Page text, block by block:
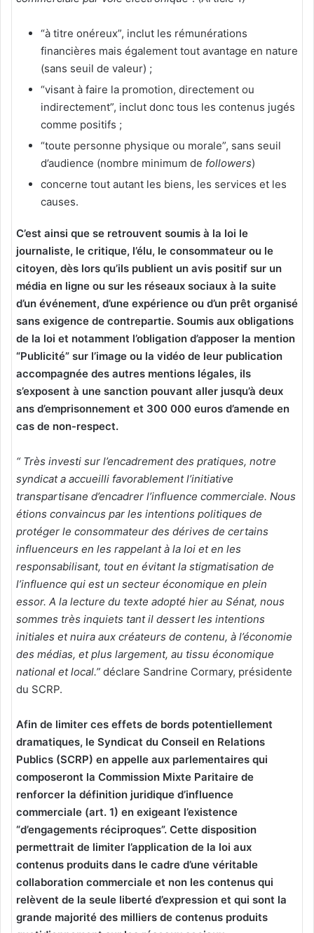
“à titre onéreux”, inclut les rémunérations
financières mais également tout avantage en nature
(sans seuil de valeur) ;
“visant à faire la promotion, directement ou
indirectement”, inclut donc tous les contenus jugés
comme positifs ;
“toute personne physique ou morale”, sans seuil
d’audience (nombre minimum de followers)
concerne tout autant les biens, les services et les
causes.
C’est ainsi que se retrouvent soumis à la loi le
journaliste, le critique, l’élu, le consommateur ou le
citoyen, dès lors qu’ils publient un avis positif sur un
média en ligne ou sur les réseaux sociaux à la suite
d’un événement, d’une expérience ou d’un prêt organisé
sans exigence de contrepartie. Soumis aux obligations
de la loi et notamment l’obligation d’apposer la mention
“Publicité” sur l’image ou la vidéo de leur publication
accompagnée des autres mentions légales, ils
s’exposent à une sanction pouvant aller jusqu’à deux
ans d’emprisonnement et 300 000 euros d’amende en
cas de non-respect.
“ Très investi sur l’encadrement des pratiques, notre
syndicat a accueilli favorablement l’initiative
transpartisane d’encadrer l’influence commerciale. Nous
étions convaincus par les intentions politiques de
protéger le consommateur des dérives de certains
influenceurs en les rappelant à la loi et en les
responsabilisant, tout en évitant la stigmatisation de
l’influence qui est un secteur économique en plein
essor. A la lecture du texte adopté hier au Sénat, nous
sommes très inquiets tant il dessert les intentions
initiales et nuira aux créateurs de contenu, à l’économie
des médias, et plus largement, au tissu économique
national et local.” déclare Sandrine Cormary, présidente
du SCRP.
Afin de limiter ces effets de bords potentiellement
dramatiques, le Syndicat du Conseil en Relations
Publics (SCRP) en appelle aux parlementaires qui
composeront la Commission Mixte Paritaire de
renforcer la définition juridique d’influence
commerciale (art. 1) en exigeant l’existence
“d’engagements réciproques”. Cette disposition
permettrait de limiter l’application de la loi aux
contenus produits dans le cadre d’une véritable
collaboration commerciale et non les contenus qui
relèvent de la seule liberté d’expression et qui sont la
grande majorité des milliers de contenus produits